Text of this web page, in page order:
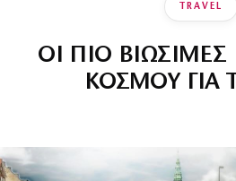
TRAVEL
ΟΙ ΠΙΟ ΒΙΩΣΙΜΕΣ
ΚΟΣΜΟΥ ΓΙΑ